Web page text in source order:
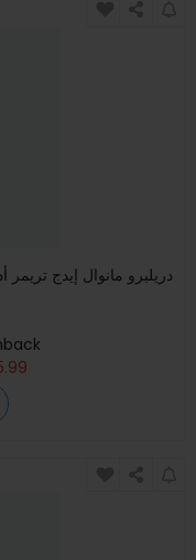
دريلبرو مانوال إيدج